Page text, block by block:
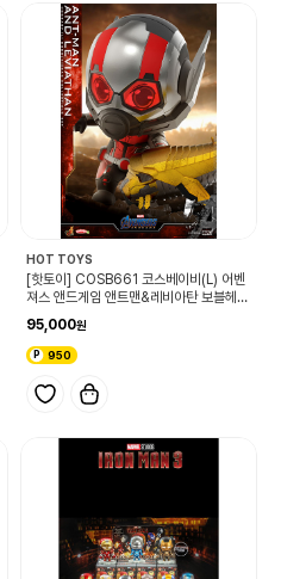
HOT TOYS
[핫토이] COSB661 코스베이비(L) 어벤
져스 앤드게임 앤트맨&레비아탄 보블헤드
95,000
950